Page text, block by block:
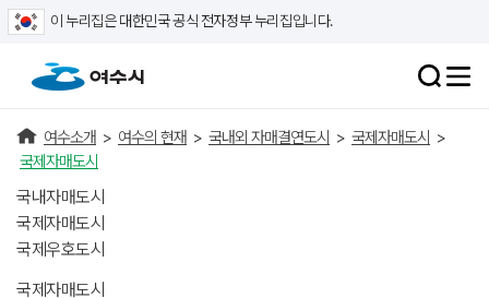
이 누리집은 대한민국 공식 전자정부 누리집입니다.
여수소개 > 여수의 현재 > 국내외 자매결연도시 > 국제자매도시 >
국제자매도시
국내자매도시
국제자매도시
국제우호도시
국제자매도시